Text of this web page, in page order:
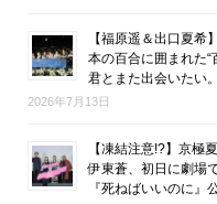
【福原遥＆出口夏
本の百合に囲まれた“
君とまた出会いたい
2026年7月13日
【凍結注意!?】京極
伊東蒼、初日に劇場
『死ねばいいのに』